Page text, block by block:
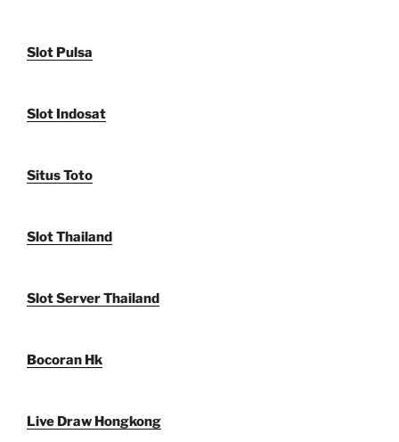
Slot Pulsa
Slot Indosat
Situs Toto
Slot Thailand
Slot Server Thailand
Bocoran Hk
Live Draw Hongkong